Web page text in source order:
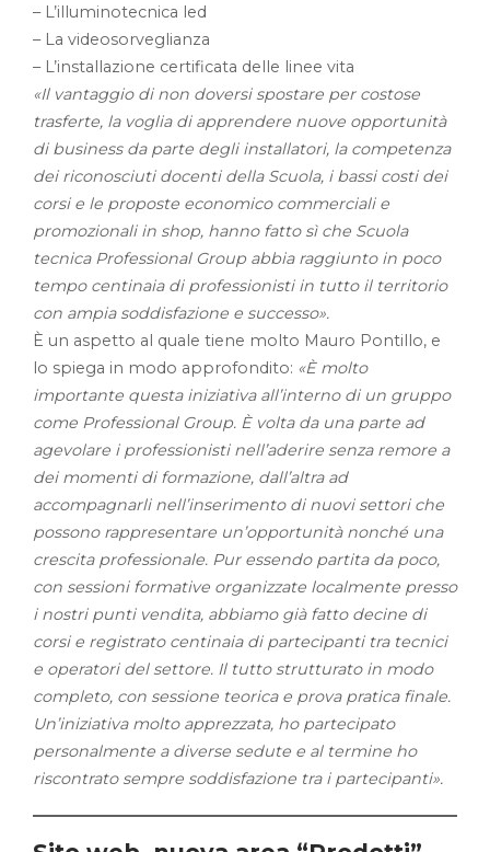
– L’illuminotecnica led
– La videosorveglianza
– L’installazione certificata delle linee vita
«Il vantaggio di non doversi spostare per costose
trasferte, la voglia di apprendere nuove opportunità
di business da parte degli installatori, la competenza
dei riconosciuti docenti della Scuola, i bassi costi dei
corsi e le proposte economico commerciali e
promozionali in shop, hanno fatto sì che Scuola
tecnica Professional Group abbia raggiunto in poco
tempo centinaia di professionisti in tutto il territorio
con ampia soddisfazione e successo».
È un aspetto al quale tiene molto Mauro Pontillo, e
lo spiega in modo approfondito: «È molto
importante questa iniziativa all’interno di un gruppo
come Professional Group. È volta da una parte ad
agevolare i professionisti nell’aderire senza remore a
dei momenti di formazione, dall’altra ad
accompagnarli nell’inserimento di nuovi settori che
possono rappresentare un’opportunità nonché una
crescita professionale. Pur essendo partita da poco,
con sessioni formative organizzate localmente presso
i nostri punti vendita, abbiamo già fatto decine di
corsi e registrato centinaia di partecipanti tra tecnici
e operatori del settore. Il tutto strutturato in modo
completo, con sessione teorica e prova pratica finale.
Un’iniziativa molto apprezzata, ho partecipato
personalmente a diverse sedute e al termine ho
riscontrato sempre soddisfazione tra i partecipanti».